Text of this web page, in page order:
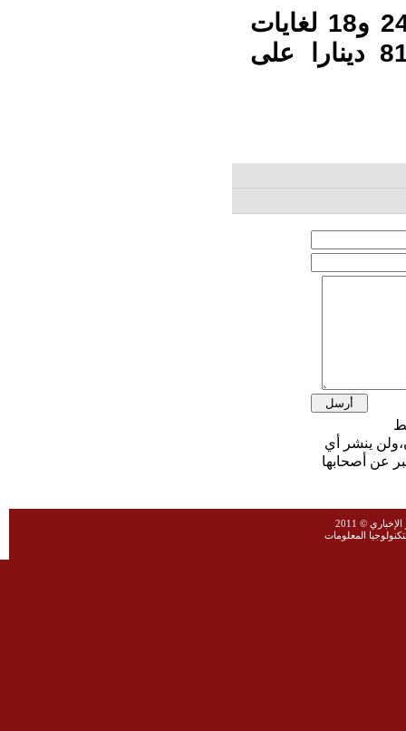
وبلغ سعر الغرام الواحد من الذهب عيارات 24 و18 لغايات
البيع من محلات الصاغة عند 106.1 و 81.9 دينارا على
ينشر أي
عن أصحابها
© 2011
المعلومات